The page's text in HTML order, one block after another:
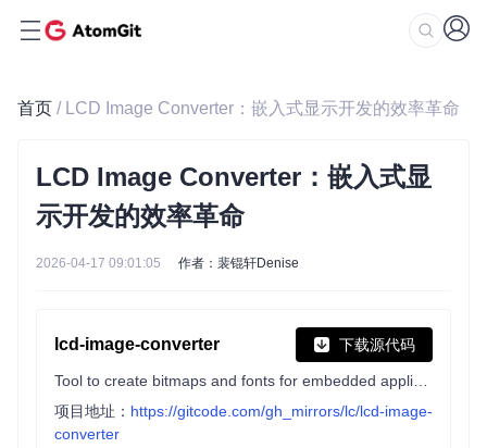
首页 / LCD Image Converter：嵌入式显示开发的效率革命
LCD Image Converter：嵌入式显
示开发的效率革命
2026-04-17 09:01:05 作者：裴锟轩Denise
lcd-image-converter 下载源代码
项目地址： https://gitcode.com/gh_mirrors/lc/lcd-image-
converter